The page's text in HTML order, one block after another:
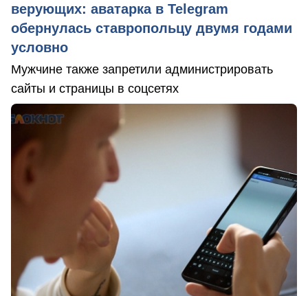
верующих: аватарка в Telegram
обернулась ставропольцу двумя годами
условно
Мужчине также запретили администрировать
сайты и страницы в соцсетях